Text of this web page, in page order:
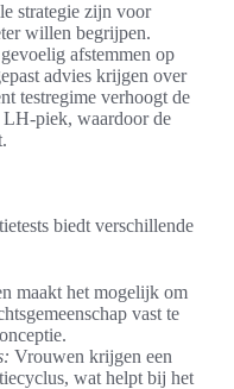
strategie zijn voor
willen begrijpen.
afstemmen op
advies krijgen over
testregime verhoogt de
LH-piek, waardoor de
biedt verschillende
maakt het mogelijk om
vast te
Vrouwen krijgen een
wat helpt bij het